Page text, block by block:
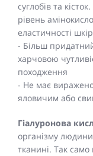
суглобів та
рівень
еластичності
- Більш
харчовою
походження
- Не має
яловичим або
Гіалуронова
організму
тканині. Так